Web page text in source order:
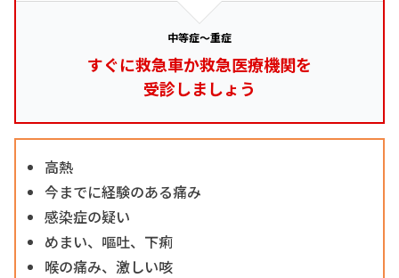
中等症～重症
すぐに救急車か救急医療機関を
受診しましょう
高熱
今までに経験のある痛み
感染症の疑い
めまい、嘔吐、下痢
喉の痛み、激しい咳